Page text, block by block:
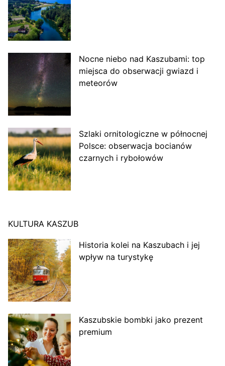
Nocne niebo nad Kaszubami: top
miejsca do obserwacji gwiazd i
meteorów
Szlaki ornitologiczne w północnej
Polsce: obserwacja bocianów
czarnych i rybołowów
KULTURA KASZUB
Historia kolei na Kaszubach i jej
wpływ na turystykę
Kaszubskie bombki jako prezent
premium